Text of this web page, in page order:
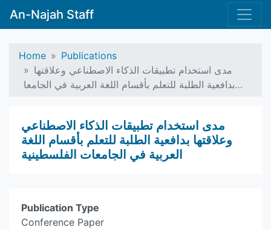
An-Najah Staff
Home
Publications
مدى استخدام تطبيقات الذكاء الاصطناعي وعلاقتها
بدافعية الطلبة للتعلم بأقسام اللغة العربية في الجامعا…
مدى استخدام تطبيقات الذكاء الاصطناعي
وعلاقتها بدافعية الطلبة للتعلم بأقسام اللغة
العربية في الجامعات الفلسطينية
Publication Type
Conference Paper